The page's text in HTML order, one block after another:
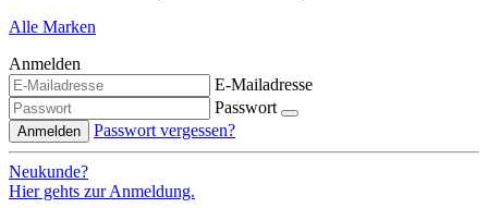
Alle Marken
Anmelden
E-Mailadresse
Passwort
Anmelden Passwort vergessen?
Neukunde?
Hier gehts zur Anmeldung.